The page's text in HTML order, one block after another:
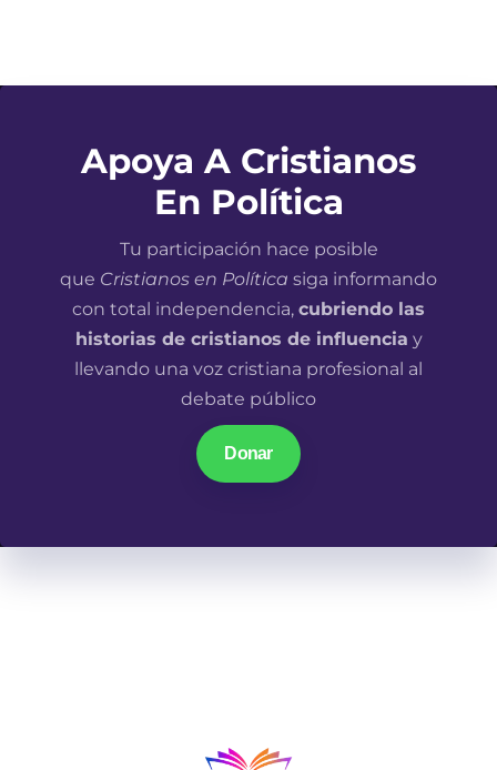
Apoya A Cristianos
En Política
Tu participación hace posible
que Cristianos en Política siga informando
con total independencia, cubriendo las
historias de cristianos de influencia y
llevando una voz cristiana profesional al
debate público
Donar